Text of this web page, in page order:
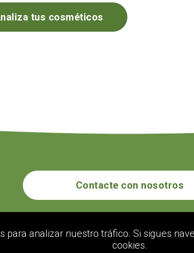
tus cosméticos
Contacte con nosotros
ecogolik.com
para analizar nuestro tráfico. Si sigues
cookies.